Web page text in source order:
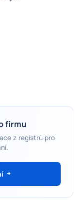
firmu
z registrů pro